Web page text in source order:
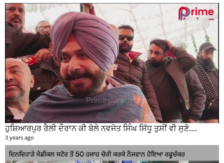
ਹੁਸ਼ਿਆਰਪੁਰ ਰੈਲੀ ਦੌਰਾਨ ਕੀ ਬੋਲੇ ਨਵਜੋਤ ਸਿੰਘ ਸਿੱਧੂ ਤੁਸੀਂ ਵੀ ਸੁਣੋ....
3 years ago